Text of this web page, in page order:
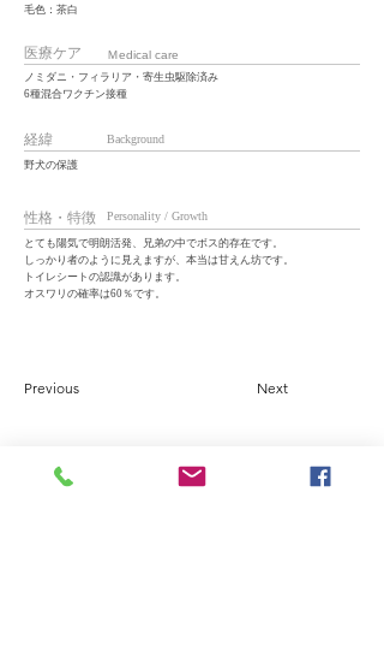
毛色：茶白
Ｍedical care
医療ケア
ノミダニ・フィラリア・寄生虫駆除済み​
6種混合ワクチン​接種
経緯 Background
野犬の保護
Personality / Growth
性格・特徴
とても陽気で明朗活発、兄弟の中でボス的存在です。
しっかり者のように見えますが、本当は甘えん坊です。
トイレシートの認識があります。
オスワリの確率は60％です。
Previous Next